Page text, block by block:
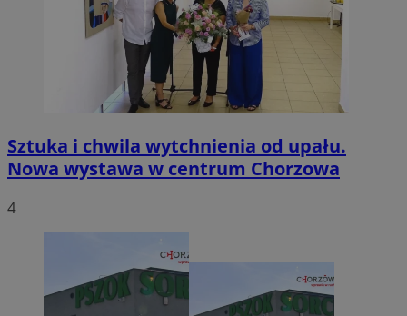
Sztuka i chwila wytchnienia od upału.
Nowa wystawa w centrum Chorzowa
4